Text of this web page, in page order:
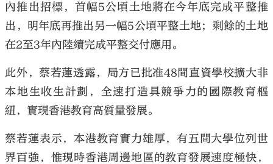
內推出招標，首幅5公頃土地將在今年底完成平整推
出，明年底再推出另一幅5公頃平整土地；剩餘的土地
在2至3年內陸續完成平整交付應用。
此外，蔡若蓮透露，局方已批准48間直資學校擴大非
本地生收生計劃，全速打造具競爭力的國際教育樞
紐，實現香港教育高質量發展。
蔡若蓮表示，本港教育實力雄厚，有五間大學位列世
界百強，惟現時香港周邊地區的教育發展速度極快，